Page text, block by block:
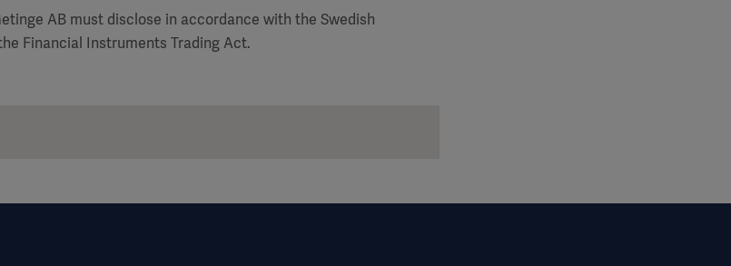
AB must disclose in accordance with the Swedish
Financial Instruments Trading Act.